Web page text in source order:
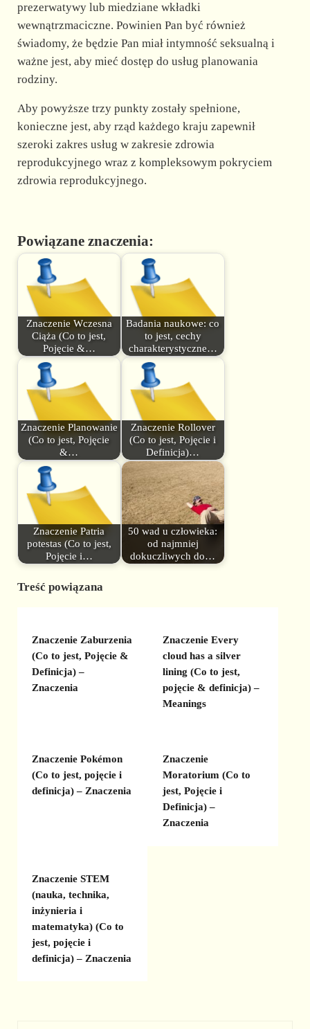
prezerwatywy lub miedziane wkładki
wewnątrzmaciczne. Powinien Pan być również
świadomy, że będzie Pan miał intymność seksualną i
ważne jest, aby mieć dostęp do usług planowania
rodziny.
Aby powyższe trzy punkty zostały spełnione,
konieczne jest, aby rząd każdego kraju zapewnił
szeroki zakres usług w zakresie zdrowia
reprodukcyjnego wraz z kompleksowym pokryciem
zdrowia reprodukcyjnego.
Powiązane znaczenia:
Znaczenie Wczesna
Ciąża (Co to jest,
Pojęcie &…
Badania naukowe: co
to jest, cechy
charakterystyczne…
Znaczenie Planowanie
(Co to jest, Pojęcie
&…
Znaczenie Rollover
(Co to jest, Pojęcie i
Definicja)…
Znaczenie Patria
potestas (Co to jest,
Pojęcie i…
50 wad u człowieka:
od najmniej
dokuczliwych do…
Treść powiązana
Znaczenie Zaburzenia
(Co to jest, Pojęcie &
Definicja) –
Znaczenia
Znaczenie Every
cloud has a silver
lining (Co to jest,
pojęcie & definicja) –
Meanings
Znaczenie Pokémon
(Co to jest, pojęcie i
definicja) – Znaczenia
Znaczenie
Moratorium (Co to
jest, Pojęcie i
Definicja) –
Znaczenia
Znaczenie STEM
(nauka, technika,
inżynieria i
matematyka) (Co to
jest, pojęcie i
definicja) – Znaczenia